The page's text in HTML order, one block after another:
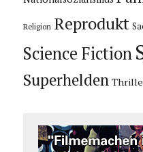
Religion Reprodukt
Science Fiction
Superhelden